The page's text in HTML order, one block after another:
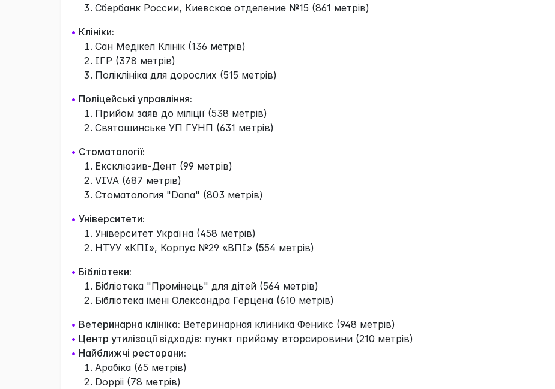
Сбербанк России, Киевское отделение №15 (861 метрів)
• Клініки:
Сан Медікел Клінік (136 метрів)
ІГР (378 метрів)
Поліклініка для дорослих (515 метрів)
• Поліцейські управління:
Прийом заяв до міліції (538 метрів)
Святошинське УП ГУНП (631 метрів)
• Стоматології:
Ексклюзив-Дент (99 метрів)
VIVA (687 метрів)
Стоматология "Dana" (803 метрів)
• Університети:
Університет Україна (458 метрів)
НТУУ «КПІ», Корпус №29 «ВПІ» (554 метрів)
• Бібліотеки:
Бібліотека "Промінець" для дітей (564 метрів)
Бібліотека імені Олександра Герцена (610 метрів)
• Ветеринарна клініка: Ветеринарная клиника Феникс (948 метрів)
• Центр утилізації відходів: пункт прийому вторсировини (210 метрів)
• Найближчі ресторани:
Арабіка (65 метрів)
Doppii (78 метрів)